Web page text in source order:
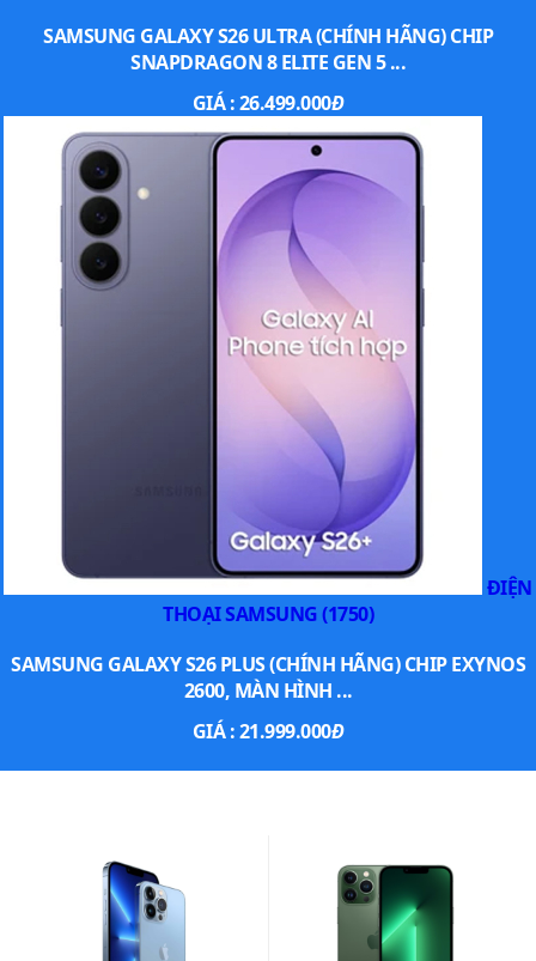
SAMSUNG GALAXY S26 ULTRA (CHÍNH HÃNG) CHIP
SNAPDRAGON 8 ELITE GEN 5 ...
GIÁ :26.499.000Đ
ĐIỆN
THOẠI SAMSUNG (1750)
SAMSUNG GALAXY S26 PLUS (CHÍNH HÃNG) CHIP EXYNOS
2600, MÀN HÌNH ...
GIÁ :21.999.000Đ